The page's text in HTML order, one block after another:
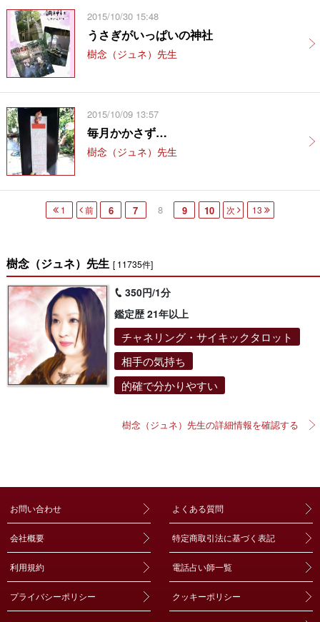
2015/10/30 15:48
うさぎがいっぱいの神社
樹念（ジュネ）先生
2015/10/09 13:57
毎月かかさず…
樹念（ジュネ）先生
1 前 6 7 8 9 10 次 13
樹念（ジュネ）先生 [ 11735件]
350円/1分
鑑定歴 21年以上
チャネリング・サイキックタロット
相手の気持ち
的確で分かりやすい
樹念（ジュネ）先生の詳細情報を確認する
お問い合わせ よくある質問
会社概要 特定商取引法に基づく表記
利用規約 電話占い師一覧
プライバシーポリシー クッキーポリシー